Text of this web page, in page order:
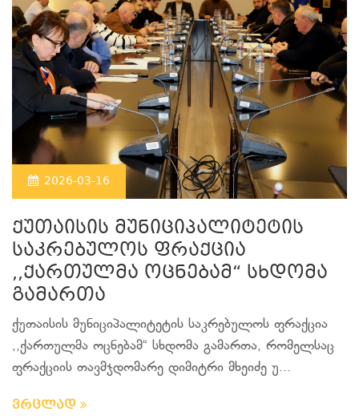
2026-03-16
ქუთაისის მუნიციპალიტეტის
საკრებულოს ფრაქცია
,,ქართულმა ოცნებამ“ სხდომა
გამართა
ქუთაისის მუნიციპალიტეტის საკრებულოს ფრაქცია
,,ქართულმა ოცნებამ“ სხდომა გამართა, რომელსაც
ფრაქციის თავმჯდომარე დიმიტრი მხეიძე უ...
ვრცლად